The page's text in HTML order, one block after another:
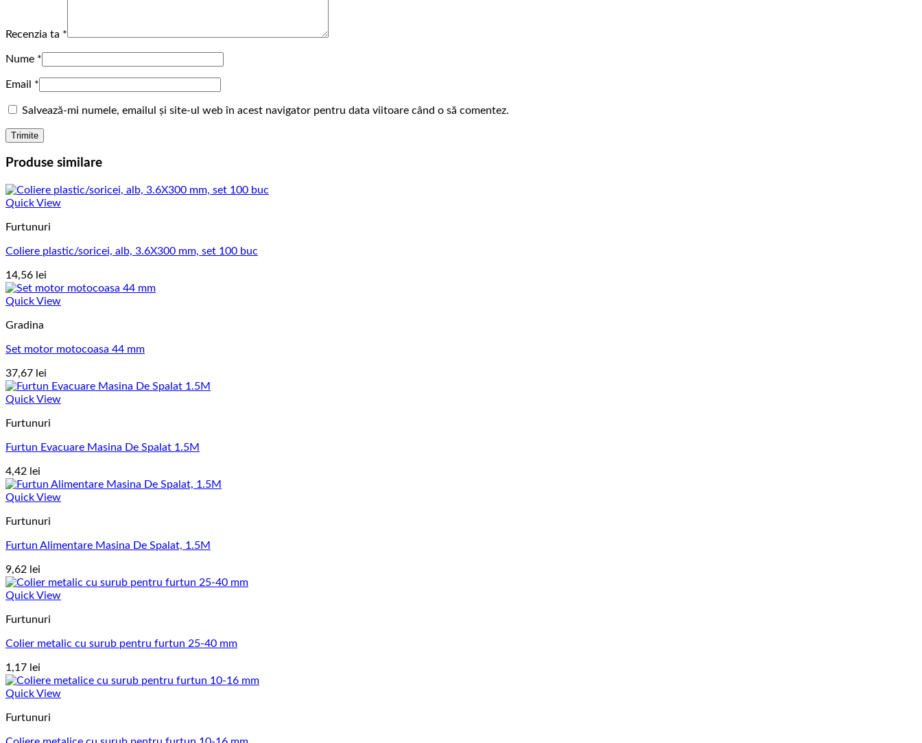
Recenzia ta *
Nume *
Email *
Salvează-mi numele, emailul și site-ul web în acest navigator pentru data viitoare când o să comentez.
Produse similare
Quick View
Furtunuri
Coliere plastic/soricei, alb, 3.6X300 mm, set 100 buc
14,56 lei
Quick View
Gradina
Set motor motocoasa 44 mm
37,67 lei
Quick View
Furtunuri
Furtun Evacuare Masina De Spalat 1.5M
4,42 lei
Quick View
Furtunuri
Furtun Alimentare Masina De Spalat, 1.5M
9,62 lei
Quick View
Furtunuri
Colier metalic cu surub pentru furtun 25-40 mm
1,17 lei
Quick View
Furtunuri